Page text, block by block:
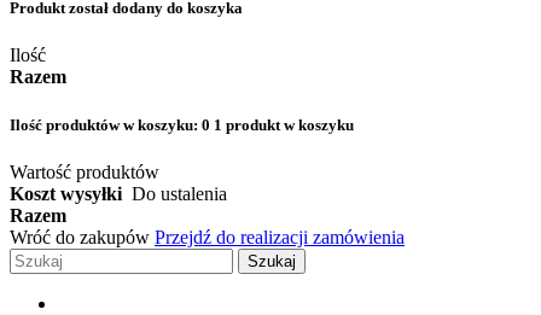
Produkt został dodany do koszyka
Ilość
Razem
Ilość produktów w koszyku: 0 1 produkt w koszyku
Wartość produktów
Koszt wysyłki Do ustalenia
Razem
Wróć do zakupów Przejdź do realizacji zamówienia
Szukaj